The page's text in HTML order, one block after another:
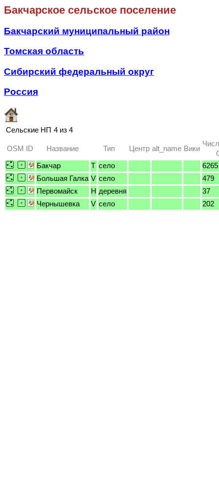
Бакчарское сельское поселение
Бакчарский муниципальный район
Томская область
Сибирский федеральный округ
Россия
Сельские НП 4 из 4
OSM ID Название Тип Центр alt_name Вики
Бакчар
T село
6265
Большая Галка V село
479
Первомайск
H деревня
37
Чернышевка
V село 202